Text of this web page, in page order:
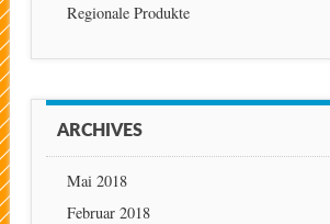
Regionale Produkte
ARCHIVES
Mai 2018
Februar 2018